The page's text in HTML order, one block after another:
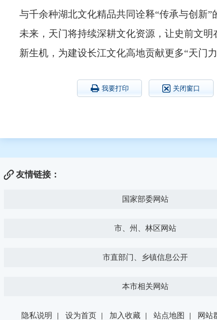
与千余种湖北文化精品共同诠释“传承与创新”
未来，天门将持续深耕文化资源，让史前文明
新生机，为建设长江文化高地贡献更多“天门
我要打印 关闭窗口
友情链接：
国家部委网站
市、州、林区网站
市直部门、乡镇信息公开
本市相关网站
隐私说明 | 设为首页 | 加入收藏 | 站点地图 | 网站